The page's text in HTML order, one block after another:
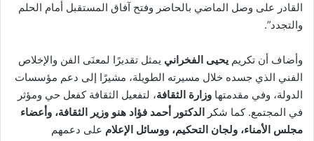
القادر على وصل الماضي بالحاضر وفتح آفاق المستقبل أمام الحلم
والتجدد”.
وأضاف أن تكريم يحيى الفخراني يمثل تقديرًا لمعنَى الفن والإخلاص
الفني الذي جسده خلال مسيرته الطويلة، مشيرًا إلى دعم مؤسسات
الدولة، وفي مقدمتها وزارة الثقافة، لتفعيل الثقافة كفعل حي ومؤثر
في المجتمع. كما شكر
الدكتور أحمد فؤاد هنو وزير الثقافة، وأعضاء
مجلس الأمناء، ولجان التحكيم، ووسائل الإعلام على دعمهم